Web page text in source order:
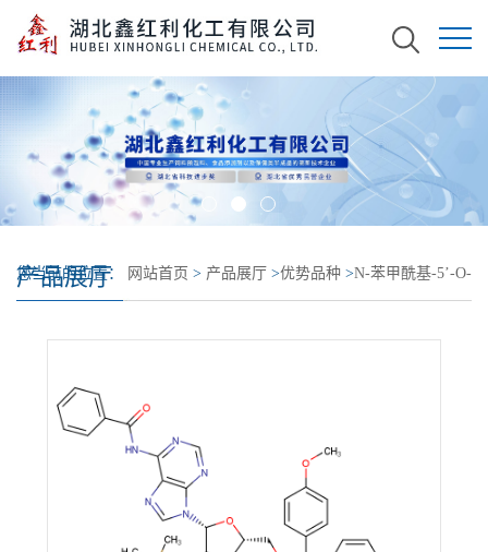
产品展厅
您当前的位置： 网站首页 > 产品展厅 >优势品种 >N-苯甲酰基-5’-O-